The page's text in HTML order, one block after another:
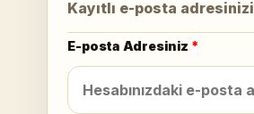
Kayıtlı e-posta
E-posta Adresiniz *